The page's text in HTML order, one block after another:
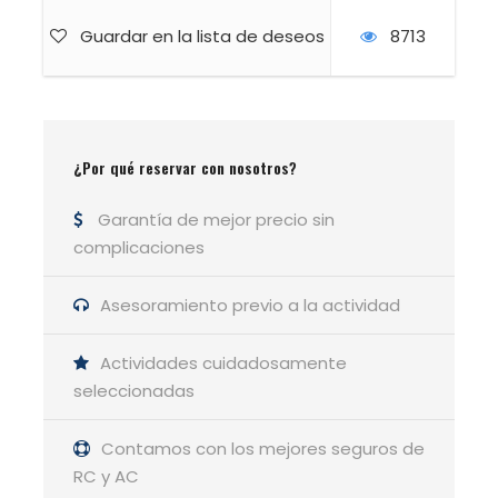
Guardar en la lista de deseos 8713
¿Por qué reservar con nosotros?
Garantía de mejor precio sin
complicaciones
Asesoramiento previo a la actividad
Actividades cuidadosamente
seleccionadas
Contamos con los mejores seguros de
RC y AC
Gavarnie, elRefugio de Tocaroya
, y el
Refugio de Górizpara reponer agua,
del grupo y las decisiones conjuntas.
Esto no es para cualquiera. Esto es para
llegar? ¡Únete ahora y prepárate para una
para siempre!